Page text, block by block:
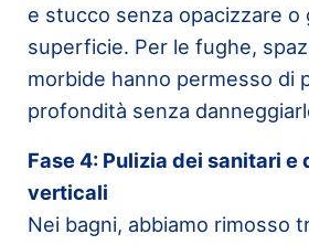
e stucco senza opacizzare o
superficie. Per le fughe,
morbide hanno permesso di
profondità senza
Fase 4: Pulizia dei sanitari
verticali
Nei bagni, abbiamo rimosso